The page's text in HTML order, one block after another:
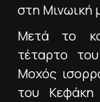
στη Μινωική
Μετά το
τέταρτο
Μοχός
του